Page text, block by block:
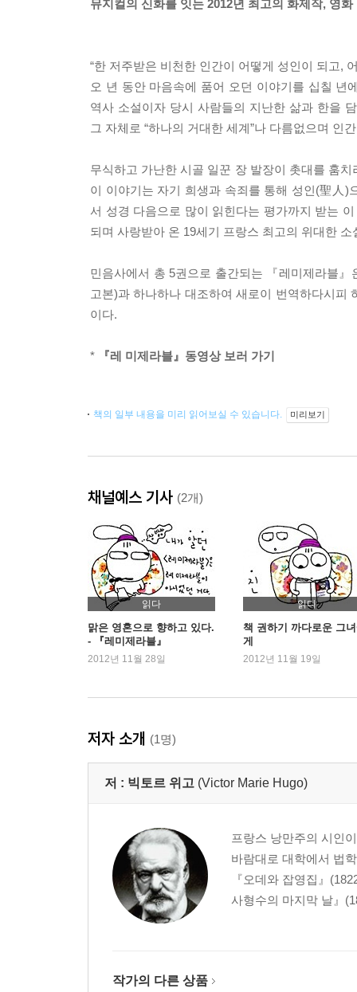
뮤지컬의 신화를 잇는 2012년 최고의 화제작, 영
“한 저주받은 비천한 인간이 어떻게 성인이 되고,
오 년 동안 마음속에 품어 오던 이야기를 십칠 년
역사 소설이자 당시 사람들의 지난한 삶과 한을
그 자체로 “하나의 거대한 세계”나 다름없으며 인
무식하고 가난한 시골 일꾼 장 발장이 촛대를 훔
이 이야기는 자기 희생과 속죄를 통해 성인(聖人)
서 성경 다음으로 많이 읽힌다는 평가까지 받는
되며 사랑받아 온 19세기 프랑스 최고의 위대한
민음사에서 총 5권으로 출간되는 『레미제라블
고본)과 하나하나 대조하여 새로이 번역하다시
이다.
* 『레 미제라블』동영상 보러 가기
책의 일부 내용을 미리 읽어보실 수 있습니다. 미리보기
채널예스 기사 (2개)
읽다
맑은 영혼으로 향하고 있다.
- 『레미제라블』
2012년 11월 28일
읽다
책 권하기 까다로운 그
게
2012년 11월 19일
저자 소개 (1명)
저 : 빅토르 위고 (Victor Marie Hugo)
프랑스 낭만주의 시인
바람대로 대학에서 법
『오데와 잡영집』
사형수의 마지막 날』
작가의 다른 상품